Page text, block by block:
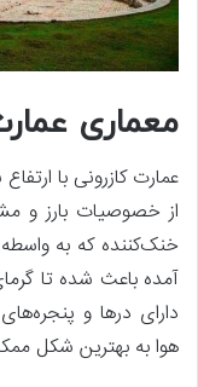
معماری
عمارت کازرونی با
از خصوصیات بارز و
خنک‌کننده که به
آمده باعث شده تا
دارای در‌ها و
هوا به بهترین شکل